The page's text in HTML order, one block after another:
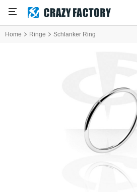
Home Ringe Schlanker Ring